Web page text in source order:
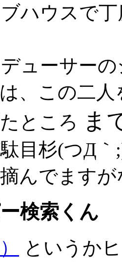
ハウスで
ューサー
、この二
ところ ま
目杉(つД
んでます
検索くん
というか